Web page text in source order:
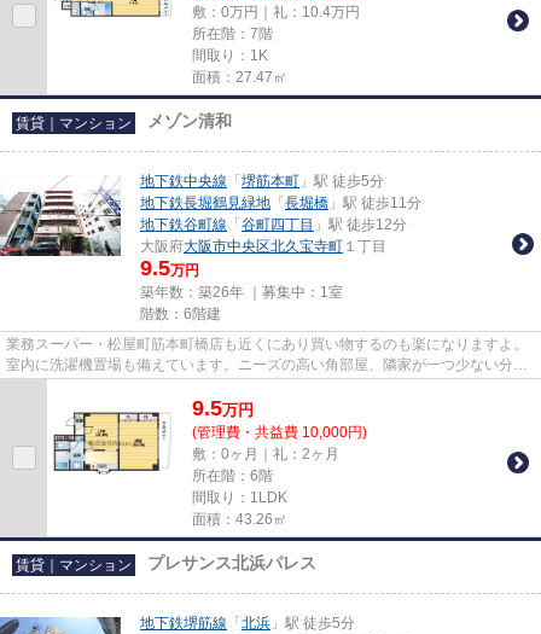
敷：0万円｜礼：10.4万円
所在階：7階
間取り：1K
面積：27.47㎡
賃貸｜マンション メゾン清和
地下鉄中央線 「 堺筋本町 」駅 徒歩5分
地下鉄長堀鶴見緑地 「 長堀橋 」駅 徒歩11分
地下鉄谷町線 「 谷町四丁目 」駅 徒歩12分
大阪府大阪市中央区北久宝寺町 １丁目
9.5万円
築年数：築26年 ｜募集中： 1室
階数：6階建
業務スーパー・松屋町筋本町橋店も近くにあり買い物するのも楽になりますよ。
室内に洗濯機置場も備えています。ニーズの高い角部屋、隣家が一つ少ない分、
9.5万円
(管理費・共益費 10,000円)
敷：0ヶ月｜礼：2ヶ月
所在階：6階
間取り：1LDK
面積：43.26㎡
賃貸｜マンション プレサンス北浜パレス
地下鉄堺筋線 「 北浜 」駅 徒歩5分